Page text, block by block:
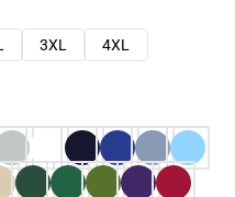
3XL
4XL